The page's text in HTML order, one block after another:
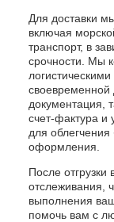
Для доставки
включая
транспорт, в
срочности. Мы
своевременной
документация,
счет-фактура и
для
оформления.
После
отслеживания,
выполнения
помочь вам с